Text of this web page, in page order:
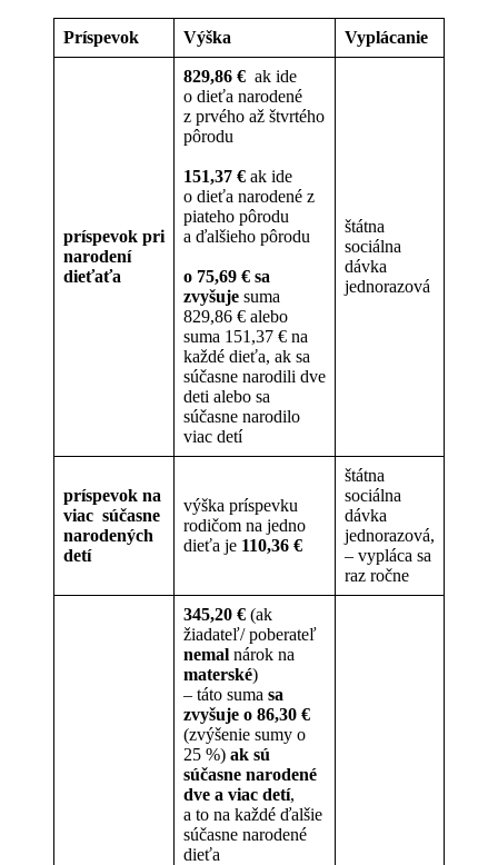
Príspevok Výška Vyplácanie
príspevok pri
narodení
dieťaťa
829,86 € ak ide
o dieťa narodené
z prvého až štvrtého
pôrodu
151,37 € ak ide
o dieťa narodené z
piateho pôrodu
a ďalšieho pôrodu
o 75,69 € sa
zvyšuje suma
829,86 € alebo
suma 151,37 € na
každé dieťa, ak sa
súčasne narodili dve
deti alebo sa
súčasne narodilo
viac detí
štátna
sociálna
dávka
jednorazová
príspevok na
viac súčasne
narodených
detí
výška príspevku
rodičom na jedno
dieťa je 110,36 €
štátna
sociálna
dávka
jednorazová,
– vypláca sa
raz ročne
345,20 € (ak
žiadateľ/ poberateľ
nemal nárok na
materské)
– táto suma sa
zvyšuje o 86,30 €
(zvýšenie sumy o
25 %) ak sú
súčasne narodené
dve a viac detí,
a to na každé ďalšie
súčasne narodené
dieťa